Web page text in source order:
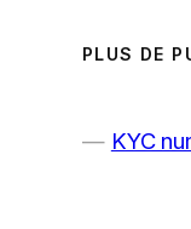
PLUS DE
KYC